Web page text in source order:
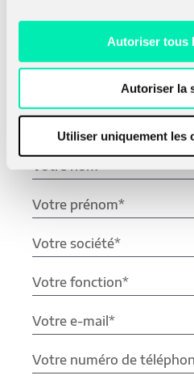
Autoriser tous
Autoriser la
Utiliser uniquement les
échanger
personne
équipe ?